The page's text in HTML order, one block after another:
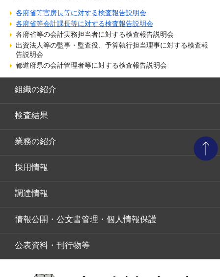
各府省等官房長等に対する検査報告説明会
各府省等会計課長等に対する検査報告説明会
各府省等の会計実務担当者に対する検査報告説明会
出資法人等の監事・監査役、予算執行担当理事に対する検査報
告説明会
都道府県の会計管理者等に対する検査報告説明会
組織の紹介
検査結果
業務の紹介
採用情報
調達情報
情報公開・公文書管理・個人情報保護
公表資料・刊行物等